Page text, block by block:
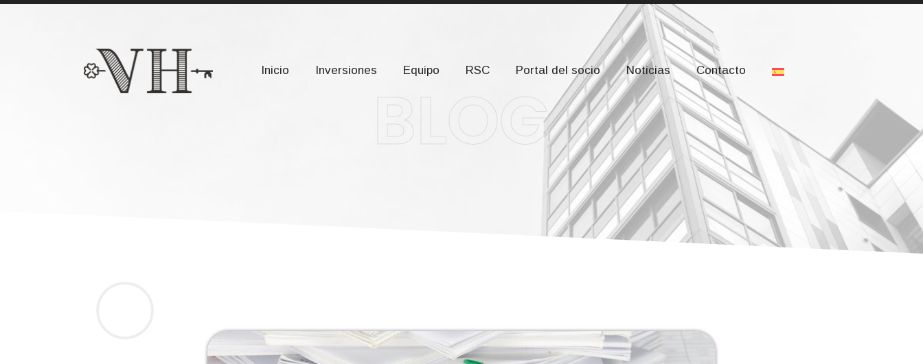
Calle Severo Ochoa, 2, planta 2. 28232 Las Rozas de Madrid, Madrid
Inicio Inversiones Equipo RSC Portal del socio Noticias Contacto
BLOG